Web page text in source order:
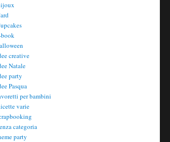
book
creative
Natale
party
Pasqua
per bambini
varie
categoria
party